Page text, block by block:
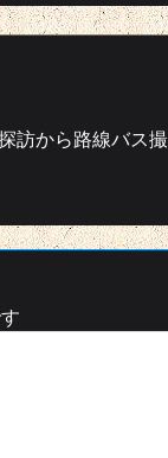
訪から路線バス撮